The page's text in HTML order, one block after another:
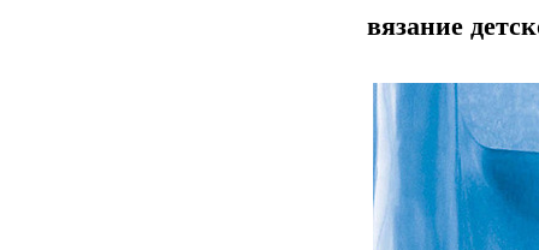
вязание